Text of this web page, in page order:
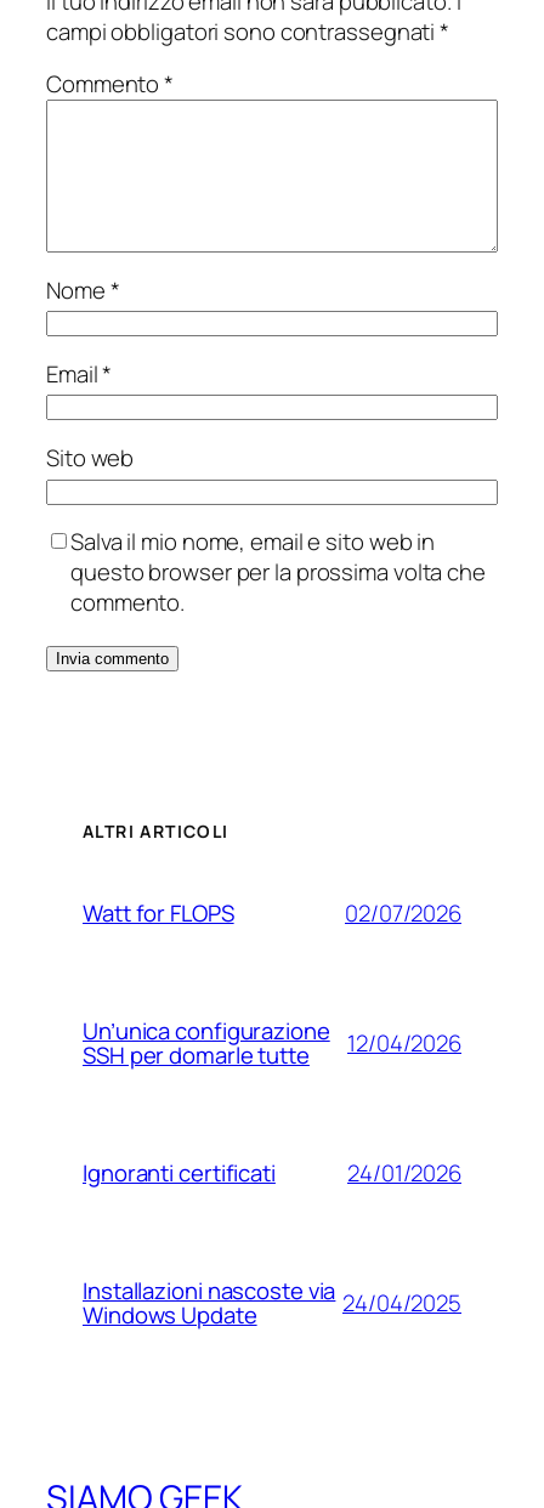
campi obbligatori sono contrassegnati*
Commento*
Nome*
Email*
Sito web
Salva il mio nome, email e sito web in
questo browser per la prossima volta che
commento.
ALTRI ARTICOLI
Watt for FLOPS 02/07/2026
Un’unica configurazione
SSH per domarle tutte 12/04/2026
Ignoranti certificati 24/01/2026
Installazioni nascoste via
Windows Update 24/04/2025
SIAMO GEEK